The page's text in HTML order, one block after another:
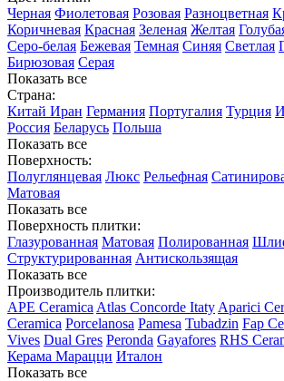
Черная Фиолетовая Розовая Разноцветная
Коричневая Красная Зеленая Желтая
Cеро-белая Бежевая Темная Синяя Светлая
Бирюзовая Серая
Показать все
Страна:
Китай Иран Германия Португалия Турция
Россия Беларусь Польша
Показать все
Поверхность:
Полуглянцевая Люкс Рельефная
Матовая
Показать все
Поверхность плитки:
Глазурованная Матовая Полированная
Структурированная Антискользящая
Показать все
Производитель плитки:
APE Ceramica Atlas Concorde Itaty Aparici
Ceramica Porcelanosa Pamesa Tubadzin Fap
Vives Dual Gres Peronda Gayafores RHS
Керама Марацци Италон
Показать все